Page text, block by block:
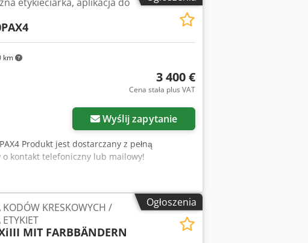
km
etykieciarka, aplikacja do
3 400 €
Cena stała plus VAT
Wyślij zapytanie
Produkt jest dostarczany z pełną
kontakt telefoniczny lub mailowy!
Ogłoszenia
KODÓW KRESKOWYCH /
MIT FARBBÄNDERN